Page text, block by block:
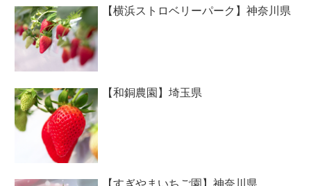
【横浜ストロベリーパーク】神奈川県
【和銅農園】埼玉県